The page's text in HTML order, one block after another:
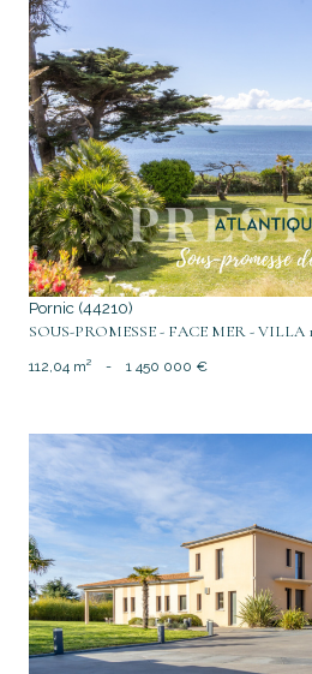
voir le bien
Pornic (44210)
SOUS-PROMESSE - FACE MER - VILLA
112,04 m² - 1 450 000 €
voir le bien